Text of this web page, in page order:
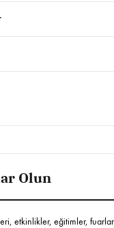
Olun
etkinlikler, eğitimler,